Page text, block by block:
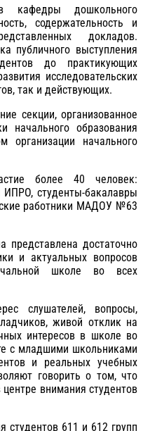
кафедры дошкольного
содержательность и
докладов.
публичного выступления
до практикующих
исследовательских
так и действующих.
секции, организованное
начального образования
организации начального
более 40 человек:
ИПРО, студенты-бакалавры
работники МАДОУ №63
представлена достаточно
и актуальных вопросов
школе во всех
слушателей, вопросы,
живой отклик на
интересов в школе во
с младшими школьниками
и реальных учебных
говорить о том, что
центре внимания студентов
611 и 612 групп